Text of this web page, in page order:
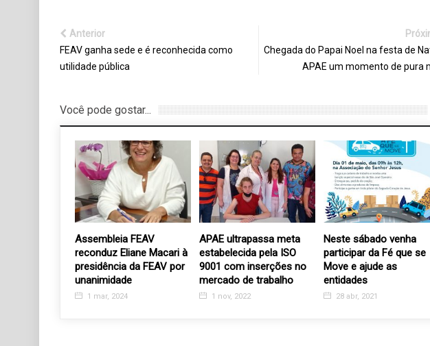
Anterior
FEAV ganha sede e é reconhecida como
utilidade pública
Chegada do Papai Noel na festa de
APAE um momento de pura
Você pode gostar...
Assembleia FEAV
reconduz Eliane Macari à
presidência da FEAV por
unanimidade
1 mar, 2024
APAE ultrapassa meta
estabelecida pela ISO
9001 com inserções no
mercado de trabalho
1 nov, 2022
Neste sábado venha
participar da Fé que se
Move e ajude as
entidades
28 abr, 2021